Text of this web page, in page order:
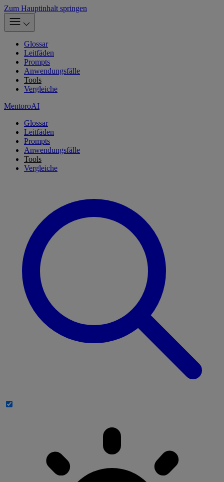
Zum Hauptinhalt springen
Glossar
Leitfäden
Prompts
Anwendungsfälle
Tools
Vergleiche
MentoroAI
Glossar
Leitfäden
Prompts
Anwendungsfälle
Tools
Vergleiche